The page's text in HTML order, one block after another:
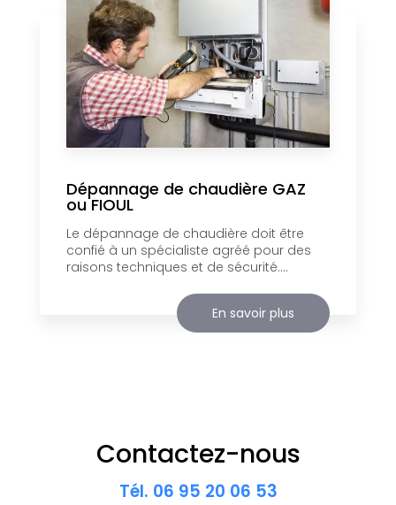
Dépannage de chaudière GAZ
ou FIOUL
Le dépannage de chaudière doit être
confié à un spécialiste agréé pour des
raisons techniques et de sécurité....
En savoir plus
Contactez-nous
Tél. 06 95 20 06 53